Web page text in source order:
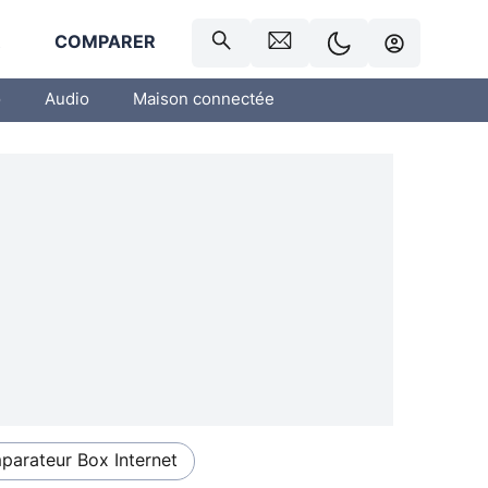
COMPARER
Audio Maison connectée
Box Internet